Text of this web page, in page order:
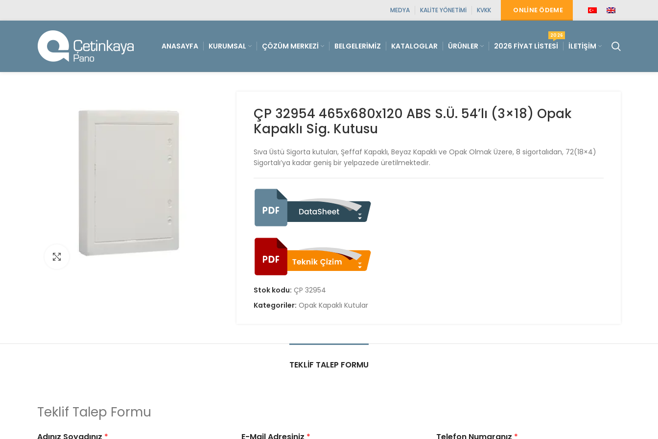
MEDYA KALITE YÖNETIMI KVKK ONLINE ÖDEME
ANASAYFA KURUMSAL ÇÖZÜM MERKEZI BELGELERIMIZ KATALOGLAR ÜRÜNLER 2026 FIYAT LISTESI
2026
İLETIŞIM
Click to enlarge
ÇP 32954 465x680x120 ABS S.Ü. 54’lı (3×18) Opak
Kapaklı Sig. Kutusu
Sıva Üstü Sigorta kutuları, Şeffaf Kapaklı, Beyaz Kapaklı ve Opak Olmak Üzere, 8 sigortalıdan, 72(18×4)
Sigortalı’ya kadar geniş bir yelpazede üretilmektedir.
Stok kodu: ÇP 32954
Kategoriler: Opak Kapaklı Kutular
TEKLIF TALEP FORMU
Teklif Talep Formu